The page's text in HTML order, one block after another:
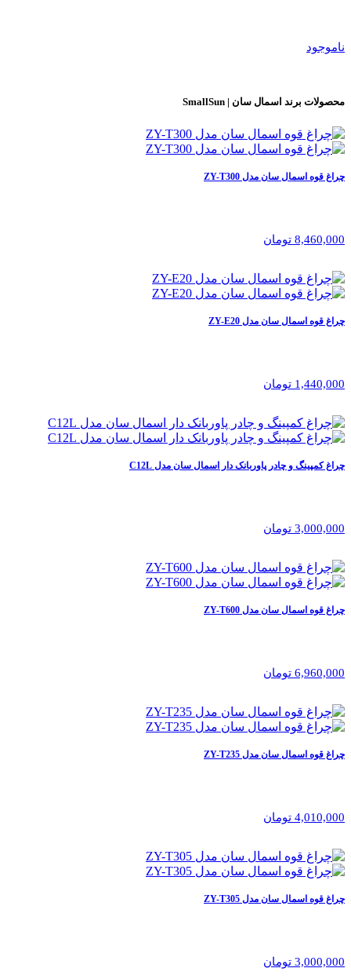
ناموجود
محصولات برند اسمال سان | SmallSun
چراغ قوه اسمال سان مدل ZY-T300
8,460,000 تومان
چراغ قوه اسمال سان مدل ZY-E20
1,440,000 تومان
چراغ کمپینگ و چادر پاوربانک دار اسمال سان مدل C12L
3,000,000 تومان
چراغ قوه اسمال سان مدل ZY-T600
6,960,000 تومان
چراغ قوه اسمال سان مدل ZY-T235
4,010,000 تومان
چراغ قوه اسمال سان مدل ZY-T305
3,000,000 تومان